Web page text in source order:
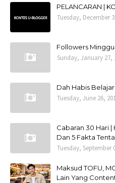
PELANCARAN |
Tuesday, December
Followers
Sunday, January 27,
Dah Habis
Tuesday, June 26,
Cabaran 30 Hari |
Dan 5 Fakta
Tuesday, September
Maksud TOFU,
Lain Yang